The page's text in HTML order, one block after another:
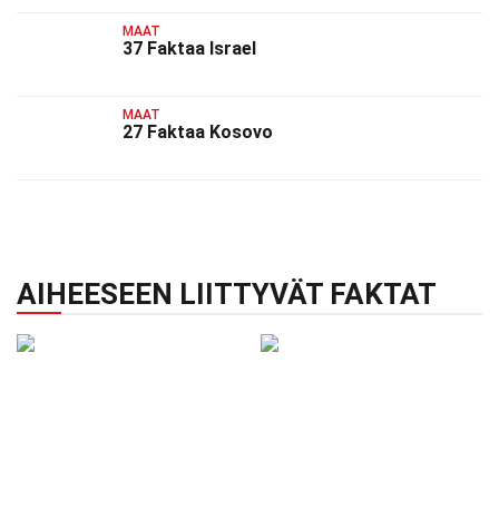
MAAT
37 Faktaa Israel
MAAT
27 Faktaa Kosovo
AIHEESEEN LIITTYVÄT FAKTAT